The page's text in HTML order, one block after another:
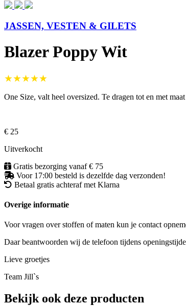
JASSEN, VESTEN & GILETS
Blazer Poppy Wit
★★★★★
One Size, valt heel oversized. Te dragen tot en met
€ 25
Uitverkocht
Gratis bezorging vanaf € 75
Voor 17:00 besteld is dezelfde dag verzonden!
Betaal gratis achteraf met Klarna
Overige informatie
Voor vragen over stoffen of maten kun je contact
Daar beantwoorden wij de telefoon tijdens
Lieve groetjes
Team Jill`s
Bekijk ook deze producten